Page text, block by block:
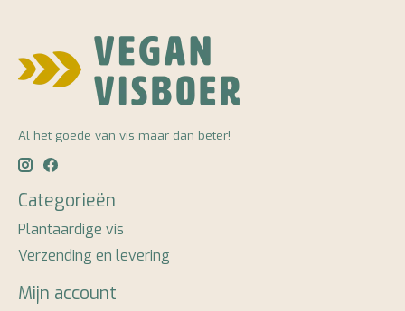
Al het goede van vis maar dan beter!
Categorieën
Plantaardige vis
Verzending en levering
Mijn account